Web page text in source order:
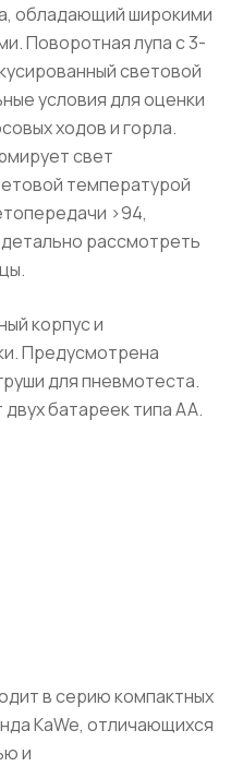
обладающий широкими
Поворотная лупа с 3-
световой
условия для оценки
ходов и горла.
свет
температурой
>94,
рассмотреть
корпус и
Предусмотрена
для пневмотеста.
батареек типа АА.
в серию компактных
KaWe, отличающихся
и